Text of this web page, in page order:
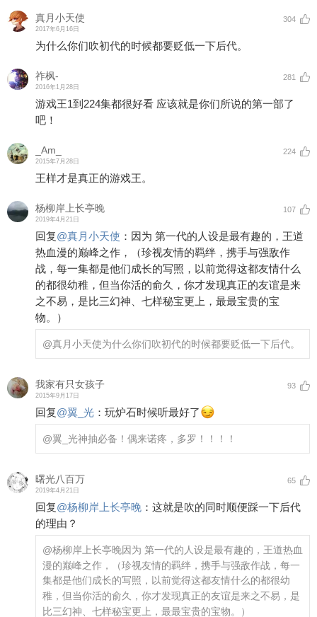
真月小天使
2017年6月16日
304
为什么你们吹初代的时候都要贬低一下后代。
祚枫-
2016年1月28日
281
游戏王1到224集都很好看 应该就是你们所说的第一部了
吧！
_Am_
2015年7月28日
224
王样才是真正的游戏王。
杨柳岸上长亭晚
2019年4月21日
107
回复@真月小天使 ： 因为 第一代的人设是最有趣的，王道
热血漫的巅峰之作，（珍视友情的羁绊，携手与强敌作
战，每一集都是他们成长的写照，以前觉得这都友情什么
的都很幼稚，但当你活的俞久，你才发现真正的友谊是来
之不易，是比三幻神、七样秘宝更上，最最宝贵的宝
物。）
@真月小天使为什么你们吹初代的时候都要贬低一下后代。
我家有只女孩子
2015年9月17日
93
回复@翼_光 ： 玩炉石时候听最好了
@翼_光神抽必备！偶来诺疼，多罗！！！！
曙光八百万
2019年4月21日
65
回复@杨柳岸上长亭晚 ： 这就是吹的同时顺便踩一下后代
的理由？
@杨柳岸上长亭晚因为 第一代的人设是最有趣的，王道热血
漫的巅峰之作，（珍视友情的羁绊，携手与强敌作战，每一
集都是他们成长的写照，以前觉得这都友情什么的都很幼
稚，但当你活的俞久，你才发现真正的友谊是来之不易，是
比三幻神、七样秘宝更上，最最宝贵的宝物。）